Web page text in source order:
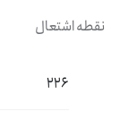
نقطه اشتعال
226